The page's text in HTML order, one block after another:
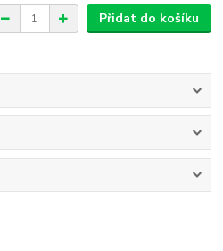
Přidat do košíku